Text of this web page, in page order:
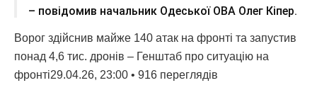
– повідомив начальник Одеської ОВА Олег Кіпер.
Ворог здійснив майже 140 атак на фронті та запустив
понад 4,6 тис. дронів – Генштаб про ситуацію на
фронті29.04.26, 23:00 • 916 переглядiв